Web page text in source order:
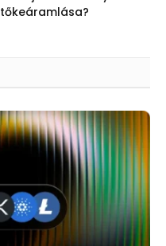
tőkeáramlása?